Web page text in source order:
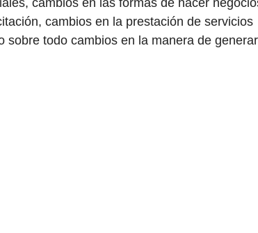
cambios en las formas de hacer
cambios en la prestación de servicios
sobre todo cambios en la manera de